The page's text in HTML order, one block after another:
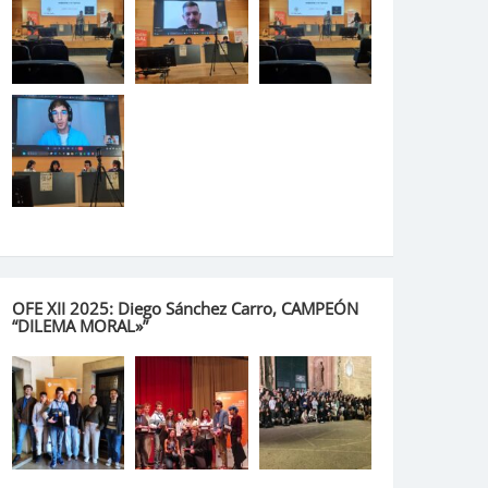
OFE XII 2025: Diego Sánchez Carro, CAMPEÓN
“DILEMA MORAL»”